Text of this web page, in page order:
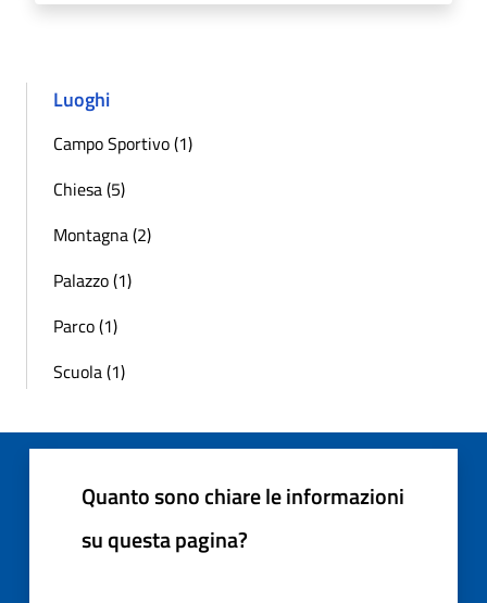
Luoghi
Campo Sportivo (1)
Chiesa (5)
Montagna (2)
Palazzo (1)
Parco (1)
Scuola (1)
Quanto sono chiare le informazioni
su questa pagina?